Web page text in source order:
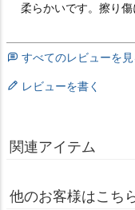
柔らかいです。擦り傷
すべてのレビューを見
レビューを書く
関連アイテム
他のお客様はこち